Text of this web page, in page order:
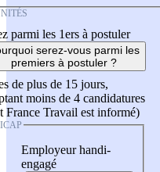
parmi les 1ers à postuler
serez-vous parmi les
premiers à postuler ?
de plus de 15 jours,
moins de 4 candidatures
France Travail est informé)
Employeur handi-
engagé